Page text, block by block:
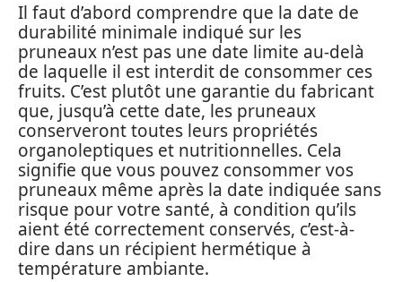
Il faut d’abord comprendre que la date de
durabilité minimale indiqué sur les
pruneaux n’est pas une date limite au-delà
de laquelle il est interdit de consommer ces
fruits. C’est plutôt une garantie du fabricant
que, jusqu’à cette date, les pruneaux
conserveront toutes leurs propriétés
organoleptiques et nutritionnelles. Cela
signifie que vous pouvez consommer vos
pruneaux même après la date indiquée sans
risque pour votre santé, à condition qu’ils
aient été correctement conservés, c’est-à-
dire dans un récipient hermétique à
température ambiante.